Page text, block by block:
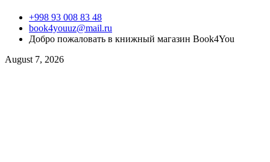
+998 93 008 83 48
book4youuz@mail.ru
Добро пожаловать в книжный магазин Book4You
August 7, 2026